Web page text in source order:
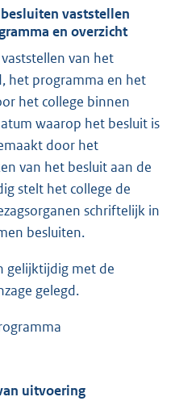
vaststellen
en overzicht
van het
het programma en het
het college binnen
waarop het besluit is
door het
van het besluit aan de
stelt het college de
schriftelijk in
besluiten.
gelijktijdig met de
gelegd.
uitvoering